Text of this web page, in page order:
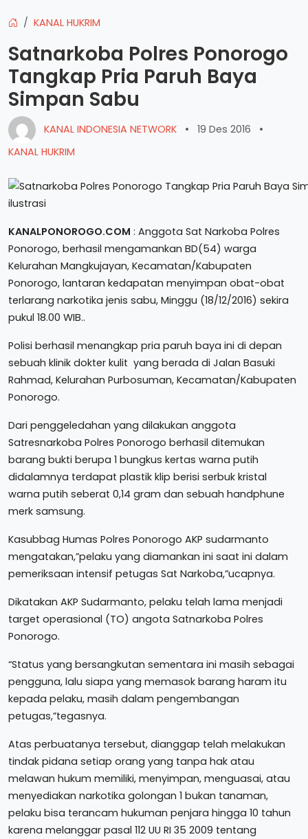
KANAL HUKRIM
Satnarkoba Polres Ponorogo
Tangkap Pria Paruh Baya
Simpan Sabu
KANAL INDONESIA NETWORK • 19 Des 2016
•
KANAL HUKRIM
ilustrasi
KANALPONOROGO.COM : Anggota Sat Narkoba Polres
Ponorogo, berhasil mengamankan BD(54) warga
Kelurahan Mangkujayan, Kecamatan/Kabupaten
Ponorogo, lantaran kedapatan menyimpan obat-obat
terlarang narkotika jenis sabu, Minggu (18/12/2016) sekira
pukul 18.00 WIB..
Polisi berhasil menangkap pria paruh baya ini di depan
sebuah klinik dokter kulit yang berada di Jalan Basuki
Rahmad, Kelurahan Purbosuman, Kecamatan/Kabupaten
Ponorogo.
Dari penggeledahan yang dilakukan anggota
Satresnarkoba Polres Ponorogo berhasil ditemukan
barang bukti berupa 1 bungkus kertas warna putih
didalamnya terdapat plastik klip berisi serbuk kristal
warna putih seberat 0,14 gram dan sebuah handphune
merk samsung.
Kasubbag Humas Polres Ponorogo AKP sudarmanto
mengatakan,”pelaku yang diamankan ini saat ini dalam
pemeriksaan intensif petugas Sat Narkoba,”ucapnya.
Dikatakan AKP Sudarmanto, pelaku telah lama menjadi
target operasional (TO) angota Satnarkoba Polres
Ponorogo.
“Status yang bersangkutan sementara ini masih sebagai
pengguna, lalu siapa yang memasok barang haram itu
kepada pelaku, masih dalam pengembangan
petugas,”tegasnya.
Atas perbuatanya tersebut, dianggap telah melakukan
tindak pidana setiap orang yang tanpa hak atau
melawan hukum memiliki, menyimpan, menguasai, atau
menyediakan narkotika golongan 1 bukan tanaman,
pelaku bisa terancam hukuman penjara hingga 10 tahun
karena melanggar pasal 112 UU RI 35 2009 tentang